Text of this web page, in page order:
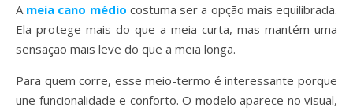
A meia cano médio costuma ser a opção mais equilibrada.
Ela protege mais do que a meia curta, mas mantém uma
sensação mais leve do que a meia longa.
Para quem corre, esse meio-termo é interessante porque
une funcionalidade e conforto. O modelo aparece no visual,